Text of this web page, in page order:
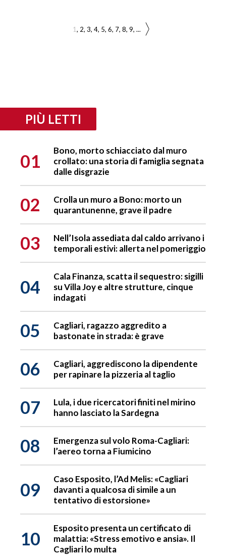
1 2 3 4 5 6 7 8 9 ...
PIÙ LETTI
01
Bono, morto schiacciato dal muro
crollato: una storia di famiglia segnata
dalle disgrazie
02
Crolla un muro a Bono: morto un
quarantunenne, grave il padre
03
Nell’Isola assediata dal caldo arrivano i
temporali estivi: allerta nel pomeriggio
04
Cala Finanza, scatta il sequestro: sigilli
su Villa Joy e altre strutture, cinque
indagati
05
Cagliari, ragazzo aggredito a
bastonate in strada: è grave
06
Cagliari, aggrediscono la dipendente
per rapinare la pizzeria al taglio
07
Lula, i due ricercatori finiti nel mirino
hanno lasciato la Sardegna
08
Emergenza sul volo Roma-Cagliari:
l’aereo torna a Fiumicino
09
Caso Esposito, l’Ad Melis: «Cagliari
davanti a qualcosa di simile a un
tentativo di estorsione»
10
Esposito presenta un certificato di
malattia: «Stress emotivo e ansia». Il
Cagliari lo multa